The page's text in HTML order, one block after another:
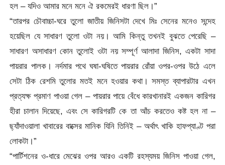
হল – যদিও আমার মনে মনে ঐ রকমেরই ধারণা ছিল।”
“তারপর চৌবাচ্চা-ঘরে তুলো জাতীয় জিনিসটা দেখে মিঃ সেনের মনেও সন্দেহ
হয়েছিল যে সাধারণ তুলো ওটা নয়। আমি কিন্তু তখনই বুঝতে পেরেছি –
সাধারণ অসাধারণ কোন তুলোই ওটা নয় সম্পূর্ণ আলাদা জিনিস, একটা সাদা
পায়রার পালক। নর্দমার পথে ঘষা-ঘষিতে পায়রার রোঁয়া ওপর-ওপর উঠে এলে
সেটা ঠিক রেশমি তুলোর মতই মনে হওয়ার কথা। সমস্ত ব্যাপারটার এখন
প্রত্যক্ষ প্রমাণ পাওয়া গেল – পায়রার পায়ে বেঁধে কারখানারই একজন কারিগর
হীরা চালান দিয়েছে, এবং সে কারিগরটি কে তা আঁচ করতেও কষ্ট হল না –
ছ্যাঁদাওয়ালা খাবারের বাক্সের মানিক যিনি তিনিই – অর্থাৎ খাকি হাফপ্যাণ্ট পরা
লোকটা।”
“পার্টিশনের ও-ধারে মেঝের ওপর আরও একটি রহস্যময় জিনিস পাওয়া গেল,